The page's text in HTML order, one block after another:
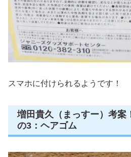
スマホに付けられるようです！
増田貴久（まっすー）考案
の3：ヘアゴム